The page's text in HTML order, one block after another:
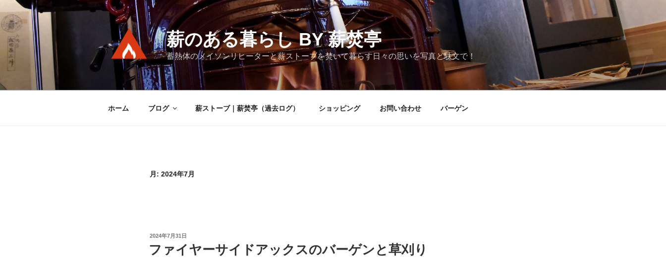
ン
テ
キ
薪のある暮らし BY 薪焚亭
蓄熱体のメイソンリヒーターと薪ストーブを焚いて暮らす日々の思いを写真と駄文で！
ホーム ブログ 薪ストーブ｜薪焚亭（過去ログ） ショッピング お問い合わせ バーゲン
月: 2024年7月
投
日:
2024年7月31日
ファイヤーサイドアックスのバーゲンと草刈り